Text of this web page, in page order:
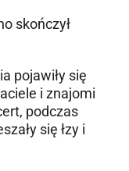
skończył
pojawiły się
i znajomi
podczas
się łzy i